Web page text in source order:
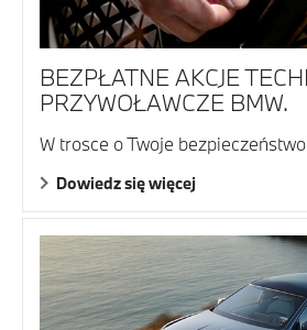
BEZPŁATNE AKCJE
PRZYWOŁAWCZE BMW.
W trosce o Twoje
Dowiedz się więcej